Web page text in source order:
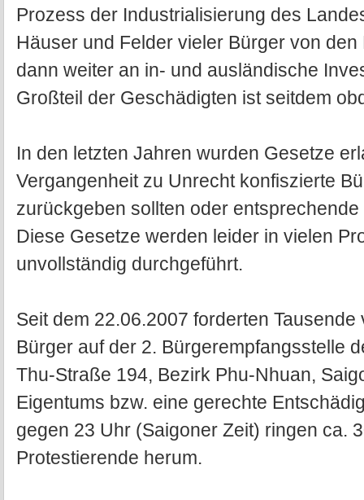
Prozess der Industrialisierung des
Häuser und Felder vieler Bürger von
dann weiter an in- und ausländische
Großteil der Geschädigten ist seitdem
In den letzten Jahren wurden Gesetze
Vergangenheit zu Unrecht konfiszierte
zurückgeben sollten oder
Diese Gesetze werden leider in vielen
unvollständig durchgeführt.
Seit dem 22.06.2007 forderten
Bürger auf der 2. Bürgerempfangsstelle
Thu-Straße 194, Bezirk Phu-Nhuan,
Eigentums bzw. eine gerechte
gegen 23 Uhr (Saigoner Zeit) ringen ca.
Protestierende herum.